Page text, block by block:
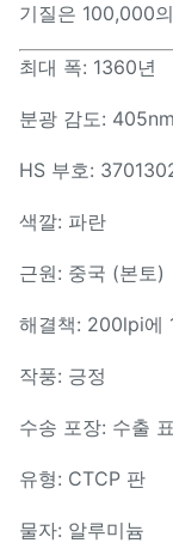
기질은 100,000
최대 폭: 1360년
분광 감도: 405nm
HS 부호:
색깔: 파란
근원: 중국 (본토)
해결책: 200lpi에
작풍: 긍정
수송 포장: 수출
유형: CTCP 판
물자: 알루미늄